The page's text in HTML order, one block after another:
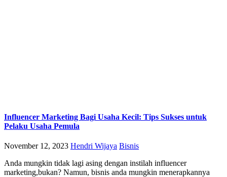
Influencer Marketing Bagi Usaha Kecil: Tips Sukses untuk
Pelaku Usaha Pemula
November 12, 2023 Hendri Wijaya Bisnis
Anda mungkin tidak lagi asing dengan instilah influencer
marketing,bukan? Namun, bisnis anda mungkin menerapkannya